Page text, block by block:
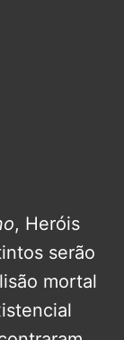
, Heróis
serão
mortal